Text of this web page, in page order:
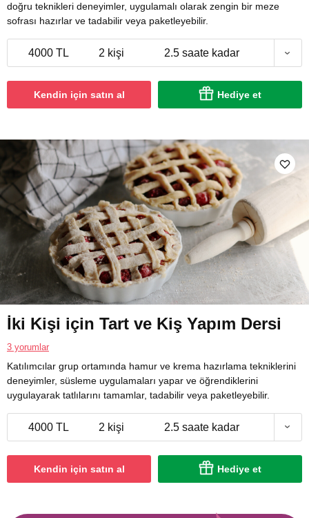
doğru teknikleri deneyimler, uygulamalı olarak zengin bir meze
sofrası hazırlar ve tadabilir veya paketleyebilir.
4000 TL 2 kişi 2.5 saate kadar
Kendin için satın al Hediye et
İki Kişi için Tart ve Kiş Yapım Dersi
3 yorumlar
Katılımcılar grup ortamında hamur ve krema hazırlama tekniklerini
deneyimler, süsleme uygulamaları yapar ve öğrendiklerini
uygulayarak tatlılarını tamamlar, tadabilir veya paketleyebilir.
4000 TL 2 kişi 2.5 saate kadar
Kendin için satın al Hediye et